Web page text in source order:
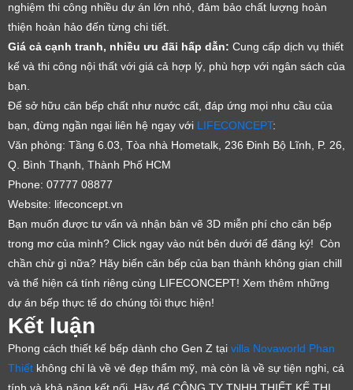
nghiệm thi công nhiều dự án lớn nhỏ, đảm bảo chất lượng hoàn
thiện hoàn hảo đến từng chi tiết.
Giá cả cạnh tranh, nhiều ưu đãi hấp dẫn: Cung cấp dịch vụ thiết
kế và thi công nội thất với giá cả hợp lý, phù hợp với ngân sách của
bạn.
Để sở hữu căn bếp chất như nước cất, đáp ứng mọi nhu cầu của
bạn, đừng ngần ngại liên hệ ngay với LIFECONCEPT:
Văn phòng: Tầng 6.03, Tòa nhà Hometalk, 236 Đinh Bộ Lĩnh, P. 26,
Q. Bình Thạnh, Thành Phố HCM
Phone: 07777 08877
Website: lifeconcept.vn
Bạn muốn được tư vấn và nhận bản vẽ 3D miễn phí cho căn bếp
trong mơ của mình? Click ngay vào nút bên dưới để đăng ký! Còn
chần chừ gì nữa? Hãy biến căn bếp của bạn thành không gian chill
và thể hiện cá tính riêng cùng LIFECONCEPT! Xem thêm những
dự án bếp thực tế do chúng tôi thực hiện!
Kết luận
Phong cách thiết kế bếp dành cho Gen Z tại villa Novaworld Phan
Thiết không chỉ là về vẻ đẹp thẩm mỹ, mà còn là về sự tiện nghi, cá